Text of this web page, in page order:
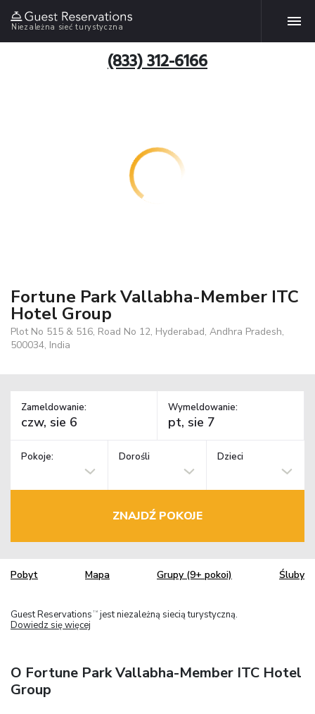
Niezależna sieć turystyczna
(833) 312-6166
Fortune Park Vallabha-Member ITC
Hotel Group
Plot No 515 & 516, Road No 12, Hyderabad, Andhra Pradesh,
500034, India
Zameldowanie: Wymeldowanie:
Pokoje: Dorośli Dzieci
ZNAJDŹ POKOJE
Pobyt Mapa Grupy (9+ pokoi) Śluby
Guest Reservations TM jest niezależną siecią turystyczną.
Dowiedz się więcej
O Fortune Park Vallabha-Member ITC Hotel
Group